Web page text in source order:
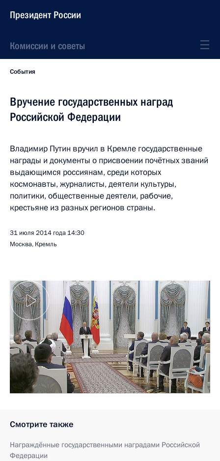
Президент России
Комиссии и советы
События
Вручение государственных наград
Российской Федерации
Владимир Путин вручил в Кремле государственные
награды и документы о присвоении почётных званий
выдающимся россиянам, среди которых
космонавты, журналисты, деятели культуры,
политики, общественные деятели, рабочие,
крестьяне из разных регионов страны.
31 июля 2014 года 14:30
Москва, Кремль
Смотрите также
Награждённые государственными наградами Российской
Федерации